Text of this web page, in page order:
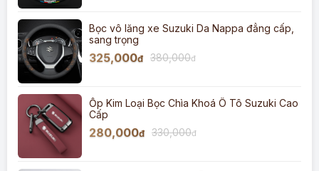
Bọc vô lăng xe Suzuki Da Nappa đẳng cấp,
sang trọng
325,000đ 380,000đ
Ốp Kim Loại Bọc Chìa Khoá Ô Tô Suzuki Cao
Cấp
280,000đ 330,000đ